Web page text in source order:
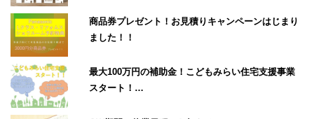
商品券プレゼント！お見積りキャンペーンはじまり
ました！！
最大100万円の補助金！こどもみらい住宅支援事業
スタート！…